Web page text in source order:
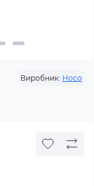
Виробник: Hoco